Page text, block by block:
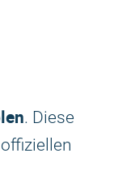
. Diese